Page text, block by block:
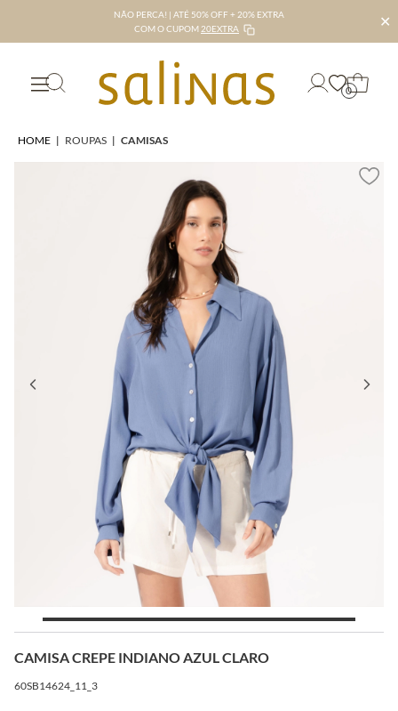
NÃO PERCA! | ATÉ 50% OFF + 20% EXTRA
COM O CUPOM 20EXTRA ✕
0
HOME | ROUPAS | CAMISAS
CAMISA CREPE INDIANO AZUL CLARO
60SB14624_11_3